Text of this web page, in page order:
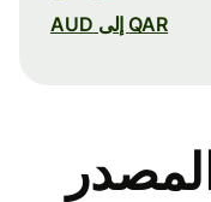
QAR إلى AUD